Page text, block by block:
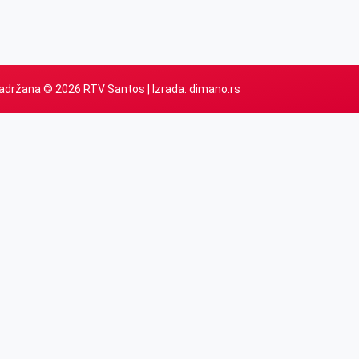
© 2026 RTV Santos | Izrada: dimano.rs